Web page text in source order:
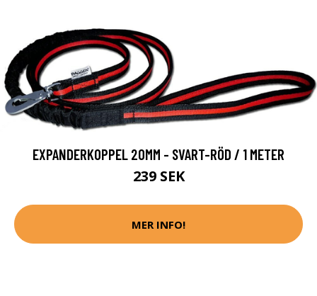
EXPANDERKOPPEL 20MM - SVART-RÖD / 1 METER
239 SEK
MER INFO!